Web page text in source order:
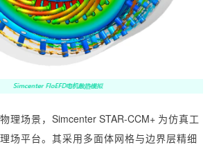
理场景， Simcenter STAR-CCM+ 为仿真工
场平台。其采用多面体网格与边界层精细